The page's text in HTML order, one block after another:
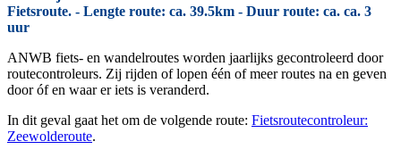
Fietsroute. - Lengte route: ca. 39.5km - Duur route: ca. ca. 3
uur
ANWB fiets- en wandelroutes worden jaarlijks gecontroleerd door
routecontroleurs. Zij rijden of lopen één of meer routes na en geven
door óf en waar er iets is veranderd.
In dit geval gaat het om de volgende route: Fietsroutecontroleur:
Zeewolderoute.